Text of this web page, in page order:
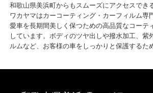
和歌山県美浜町からもスムーズにアクセスでき
ワカヤマはカーコーティング・カーフィルム専
愛車を長期間美しく保つための高品質なコーテ
しています。ボディのツヤ出しや撥水加工、紫
ルムなど、お客様の車をしっかりと保護するた